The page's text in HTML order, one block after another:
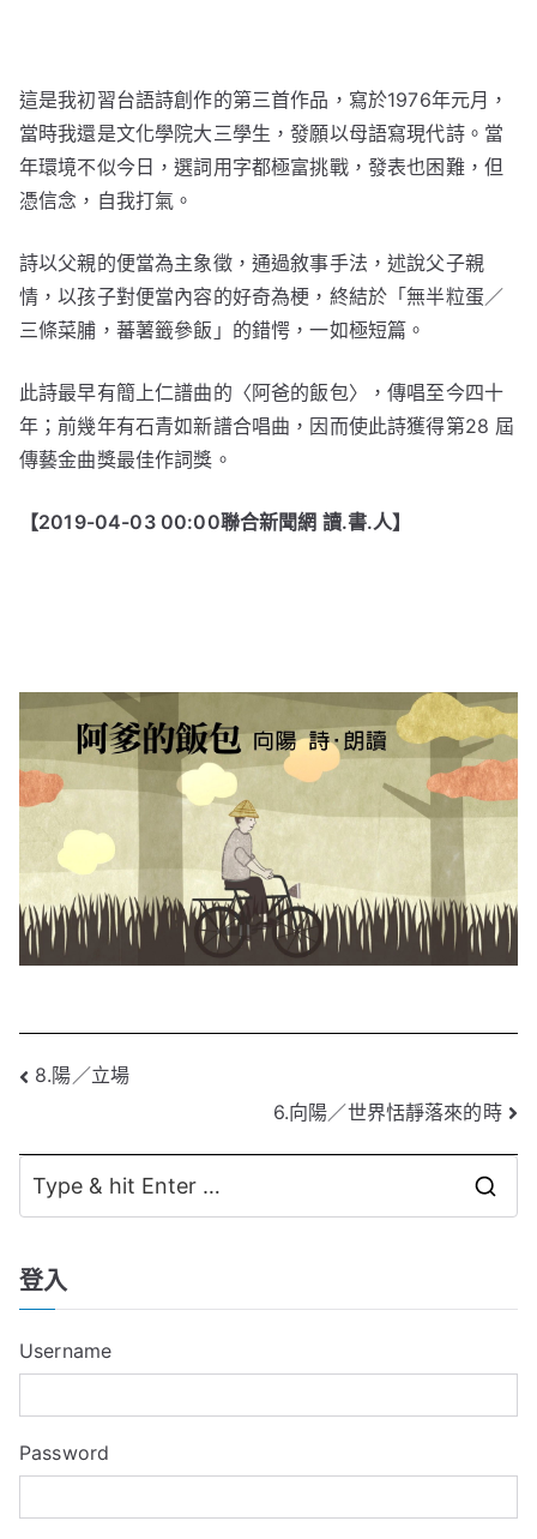
這是我初習台語詩創作的第三首作品，寫於1976年元月，
當時我還是文化學院大三學生，發願以母語寫現代詩。當
年環境不似今日，選詞用字都極富挑戰，發表也困難，但
憑信念，自我打氣。
詩以父親的便當為主象徵，通過敘事手法，述說父子親
情，以孩子對便當內容的好奇為梗，終結於「無半粒蛋／
三條菜脯，蕃薯籤參飯」的錯愕，一如極短篇。
此詩最早有簡上仁譜曲的〈阿爸的飯包〉，傳唱至今四十
年；前幾年有石青如新譜合唱曲，因而使此詩獲得第28 屆
傳藝金曲獎最佳作詞獎。
【2019-04-03 00:00聯合新聞網 讀.書.人】
文
導
覽
8.陽／立場
6.向陽／世界恬靜落來的時
h
r
登入
Username
Password